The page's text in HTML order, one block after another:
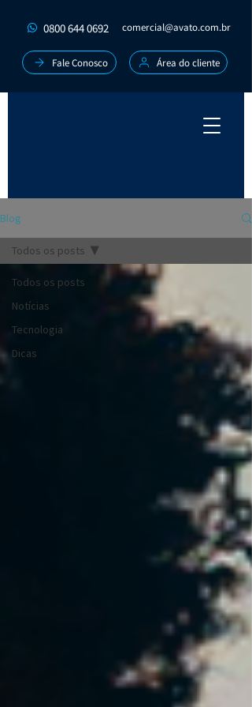
0800 644 0692 comercial@avato.com.br
Fale Conosco Área do cliente
Blog
Todos os posts
Notícias
Tecnologia
Dicas
Todos os posts